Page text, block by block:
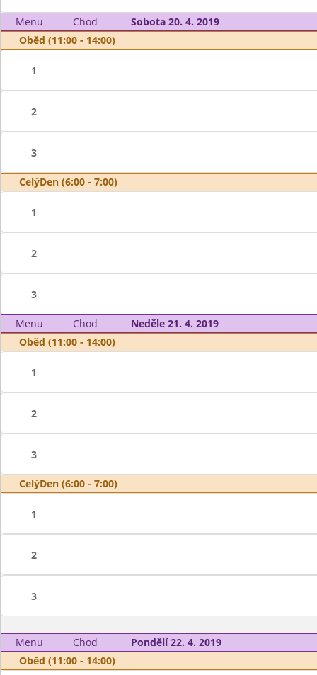
Menu Chod
Sobota 20. 4. 2019
Oběd (11:00 - 14:00)
1
2
3
CelýDen (6:00 - 7:00)
1
2
3
Menu Chod
Neděle 21. 4. 2019
Oběd (11:00 - 14:00)
1
2
3
CelýDen (6:00 - 7:00)
1
2
3
Menu Chod
Pondělí 22. 4. 2019
Oběd (11:00 - 14:00)